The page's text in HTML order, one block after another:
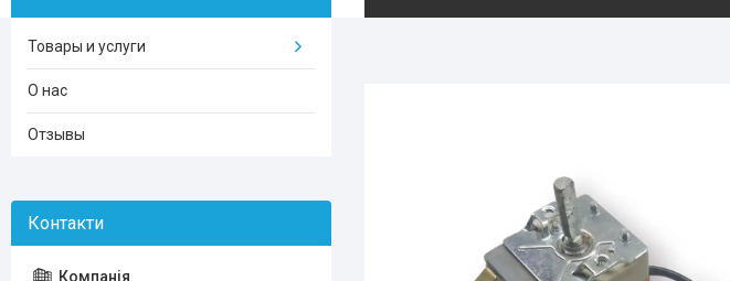
Товары и услуги
О нас
Отзывы